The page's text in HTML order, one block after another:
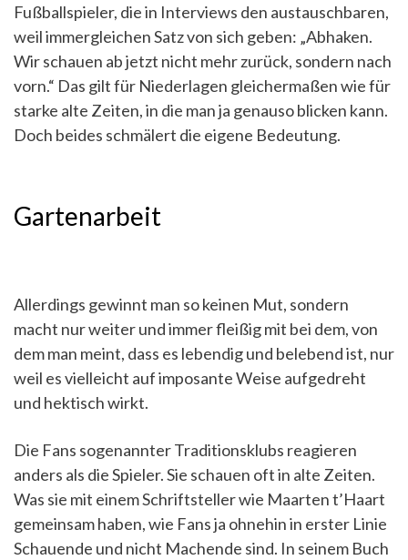
Fußballspieler, die in Interviews den austauschbaren,
weil immergleichen Satz von sich geben: „Abhaken.
Wir schauen ab jetzt nicht mehr zurück, sondern nach
vorn.“ Das gilt für Niederlagen gleichermaßen wie für
starke alte Zeiten, in die man ja genauso blicken kann.
Doch beides schmälert die eigene Bedeutung.
Gartenarbeit
Allerdings gewinnt man so keinen Mut, sondern
macht nur weiter und immer fleißig mit bei dem, von
dem man meint, dass es lebendig und belebend ist, nur
weil es vielleicht auf imposante Weise aufgedreht
und hektisch wirkt.
Die Fans sogenannter Traditionsklubs reagieren
anders als die Spieler. Sie schauen oft in alte Zeiten.
Was sie mit einem Schriftsteller wie Maarten t’Haart
gemeinsam haben, wie Fans ja ohnehin in erster Linie
Schauende und nicht Machende sind. In seinem Buch